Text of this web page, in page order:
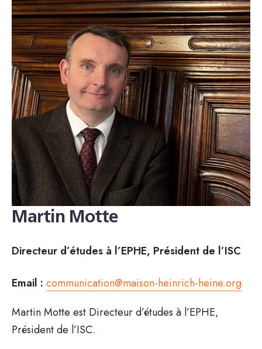
Martin Motte
Directeur d’études à l’EPHE, Président de l’ISC
Email : communication@maison-heinrich-heine.org
Martin Motte est Directeur d’études à l’EPHE,
Président de l’ISC.